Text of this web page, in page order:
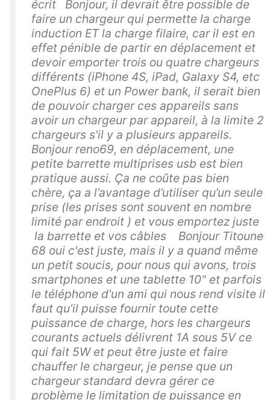
écrit Bonjour, il devrait être possible de
faire un chargeur qui permette la charge
induction ET la charge filaire, car il est en
effet pénible de partir en déplacement et
devoir emporter trois ou quatre chargeurs
différents (iPhone 4S, iPad, Galaxy S4, etc
OnePlus 6) et un Power bank, il serait bien
de pouvoir charger ces appareils sans
avoir un chargeur par appareil, à la limite 2
chargeurs s'il y a plusieurs appareils.
Bonjour reno69, en déplacement, une
petite barrette multiprises usb est bien
pratique aussi. Ça ne coûte pas bien
chère, ça a l’avantage d’utiliser qu’un seule
prise (les prises sont souvent en nombre
limité par endroit ) et vous emportez juste
la barrette et vos câbles Bonjour Titoune
68 oui c'est juste, mais il y a quand même
un petit soucis, pour nous qui avons, trois
smartphones et une tablette 10" et parfois
le téléphone d'un ami qui nous rend visite il
faut qu'il puisse fournir toute cette
puissance de charge, hors les chargeurs
courants actuels délivrent 1A sous 5V ce
qui fait 5W et peut être juste et faire
chauffer le chargeur, je pense que un
chargeur standard devra gérer ce
problème le limitation de puissance en